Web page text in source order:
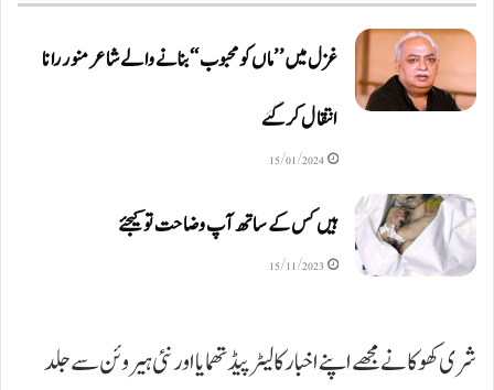
غزل میں ’’ماں کو محبوب‘‘ بنانے والے شاعر منور رانا
انتقال کر گئے
15/01/2024
ہیں کس کے ساتھ آپ وضاحت تو کیجئے
15/11/2023
شری کھوکا نے مجھے اپنے اخبار کا لیٹر پیڈ تھمایا اور نئی ہیروئن سے جلد